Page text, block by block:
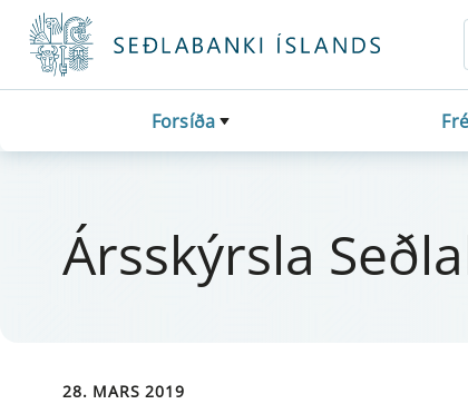
Fara beint í Meginmál
Forsíða
Árs­skýrsla
28. MARS 2019